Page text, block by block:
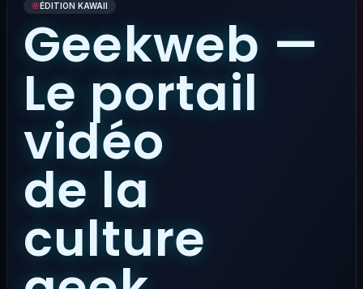
🌸ÉDITION KAWAII
Geekweb —
Le portail
vidéo
de la
culture